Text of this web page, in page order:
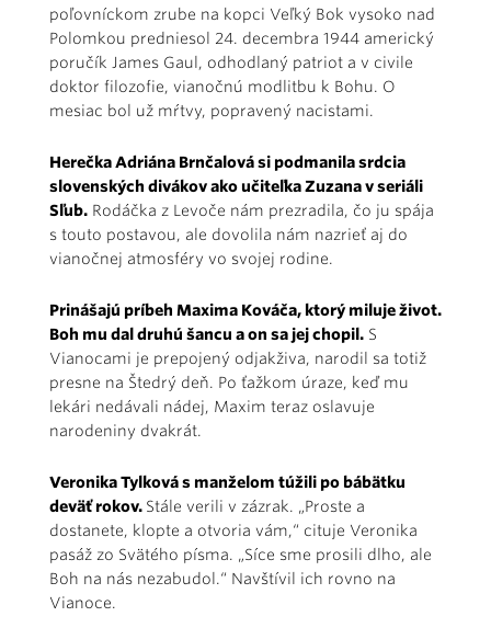
poľovníckom zrube na kopci Veľký Bok vysoko nad
Polomkou predniesol 24. decembra 1944 americký
poručík James Gaul, odhodlaný patriot a v civile
doktor filozofie, vianočnú modlitbu k Bohu. O
mesiac bol už mŕtvy, popravený nacistami.
Herečka Adriána Brnčalová si podmanila srdcia
slovenských divákov ako učiteľka Zuzana v seriáli
Sľub. Rodáčka z Levoče nám prezradila, čo ju spája
s touto postavou, ale dovolila nám nazrieť aj do
vianočnej atmosféry vo svojej rodine.
Prinášajú príbeh Maxima Kováča, ktorý miluje život.
Boh mu dal druhú šancu a on sa jej chopil. S
Vianocami je prepojený odjakživa, narodil sa totiž
presne na Štedrý deň. Po ťažkom úraze, keď mu
lekári nedávali nádej, Maxim teraz oslavuje
narodeniny dvakrát.
Veronika Tylková s manželom túžili po bábätku
deväť rokov. Stále verili v zázrak. „Proste a
dostanete, klopte a otvoria vám,“ cituje Veronika
pasáž zo Svätého písma. „Síce sme prosili dlho, ale
Boh na nás nezabudol.“ Navštívil ich rovno na
Vianoce.